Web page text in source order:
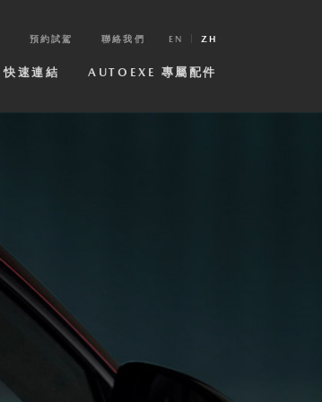
預約試駕 聯絡我們 EN ZH
快速連結 AUTOEXE 專屬配件